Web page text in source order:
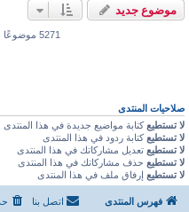
موضوع جديد
5271 موضوعًاصفحة1من
صلاحيات المنتدى
لا تستطيعكتابة مواضيع جديدة في هذا المنتدى
لا تستطيعكتابة ردود في هذا المنتدى
لا تستطيعتعديل مشاركاتك في هذا المنتدى
لا تستطيعحذف مشاركاتك في هذا المنتدى
لا تستطيعإرفاق ملف في هذا المنتدى
فهرس المنتدى اتصل بنا